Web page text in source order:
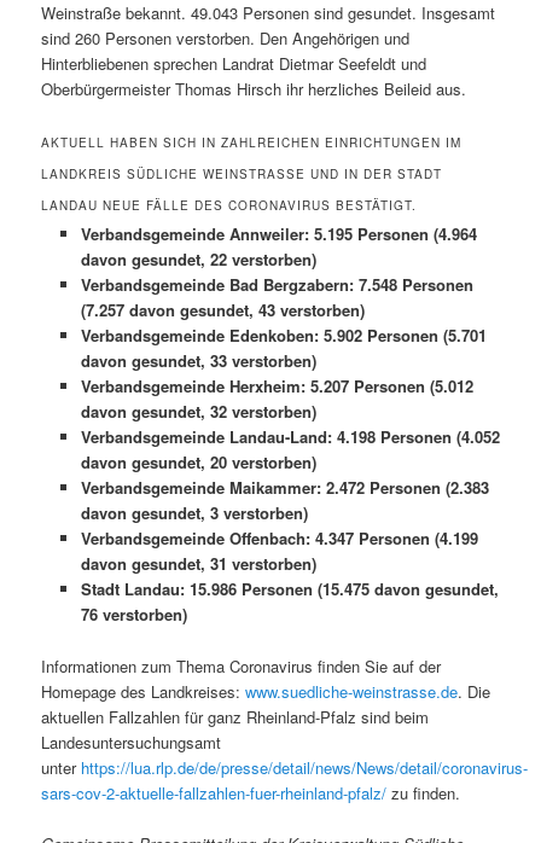
Weinstraße bekannt. 49.043 Personen sind gesundet. Insgesamt
sind 260 Personen verstorben. Den Angehörigen und
Hinterbliebenen sprechen Landrat Dietmar Seefeldt und
Oberbürgermeister Thomas Hirsch ihr herzliches Beileid aus.
AKTUELL HABEN SICH IN ZAHLREICHEN EINRICHTUNGEN IM
LANDKREIS SÜDLICHE WEINSTRASSE UND IN DER STADT L
ANDAU NEUE FÄLLE DES CORONAVIRUS BESTÄTIGT.
Verbandsgemeinde Annweiler: 5.195 Personen (4.964
davon gesundet, 22 verstorben)
Verbandsgemeinde Bad Bergzabern: 7.548 Personen
(7.257 davon gesundet, 43 verstorben)
Verbandsgemeinde Edenkoben: 5.902 Personen (5.701
davon gesundet, 33 verstorben)
Verbandsgemeinde Herxheim: 5.207 Personen (5.012
davon gesundet, 32 verstorben)
Verbandsgemeinde Landau-Land: 4.198 Personen (4.052
davon gesundet, 20 verstorben)
Verbandsgemeinde Maikammer: 2.472 Personen (2.383
davon gesundet, 3 verstorben)
Verbandsgemeinde Offenbach: 4.347 Personen (4.199
davon gesundet, 31 verstorben)
Stadt Landau: 15.986 Personen (15.475 davon gesundet,
76 verstorben)
Informationen zum Thema Coronavirus finden Sie auf der
Homepage des Landkreises:www.suedliche-weinstrasse.de. Die
aktuellen Fallzahlen für ganz Rheinland-Pfalz sind beim
Landesuntersuchungsamt
unter https://lua.rlp.de/de/presse/detail/news/News/detail/coronavirus-
sars-cov-2-aktuelle-fallzahlen-fuer-rheinland-pfalz/ zu finden.